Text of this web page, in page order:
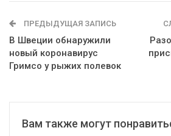
ПРЕДЫДУЩАЯ ЗАПИСЬ
В Швеции обнаружили
новый коронавирус
Гримсо у рыжих полевок
Вам также могут